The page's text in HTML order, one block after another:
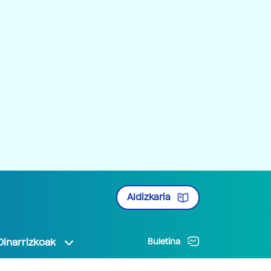
Aldizkaria
Buletina